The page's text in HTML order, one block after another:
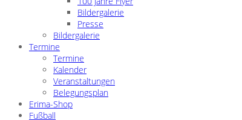
Bildergalerie
Presse
Bildergalerie
Termine
Termine
Kalender
Veranstaltungen
Belegungsplan
Erima-Shop
Fußball